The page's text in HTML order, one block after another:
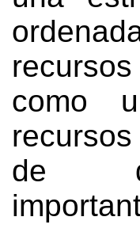
como
de